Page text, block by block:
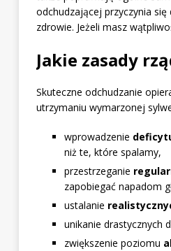
odchudzającej przyczynia
zdrowie. Jeżeli masz
Jakie zasady
Skuteczne odchudzanie
utrzymaniu wymarzonej
wprowadzenie
niż te, które spalamy,
przestrzeganie
zapobiegać napadom
ustalanie
unikanie drastycznych
zwiększenie poziomu